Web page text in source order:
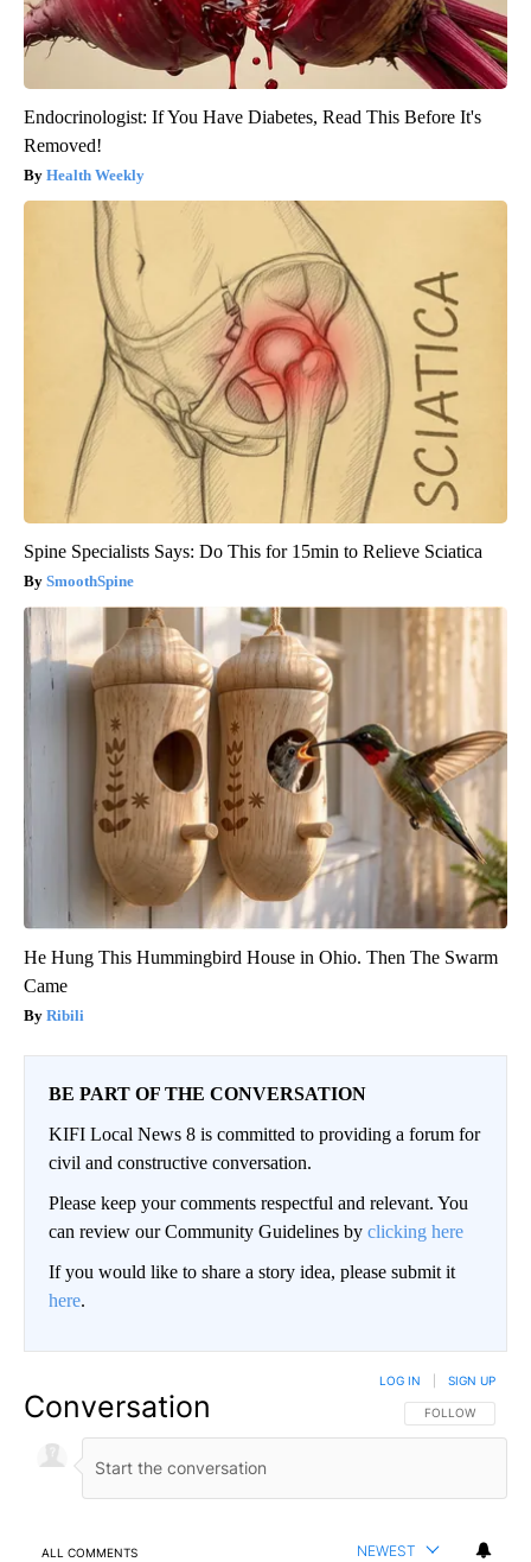
Endocrinologist: If You Have Diabetes, Read This Before It's
Removed!
Health Weekly
Spine Specialists Says: Do This for 15min to Relieve Sciatica
SmoothSpine
He Hung This Hummingbird House in Ohio. Then The Swarm
Came
Ribili
BE PART OF THE CONVERSATION
KIFI Local News 8 is committed to providing a forum for
civil and constructive conversation.
Please keep your comments respectful and relevant. You
can review our Community Guidelines by clicking here
If you would like to share a story idea, please submit it
here.
Conversation FOLLOW THIS
FOLLOW
LOG IN SIGN UP
ALL COMMENTS NEWEST